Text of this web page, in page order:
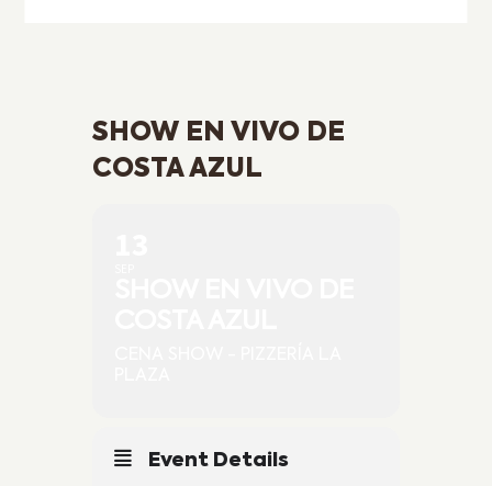
SHOW EN VIVO DE
COSTA AZUL
Event Details